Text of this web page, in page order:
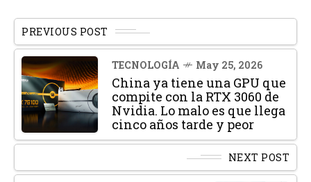
PREVIOUS POST
TECNOLOGÍA May 25, 2026
China ya tiene una GPU que
compite con la RTX 3060 de
Nvidia. Lo malo es que llega
cinco años tarde y peor
NEXT POST